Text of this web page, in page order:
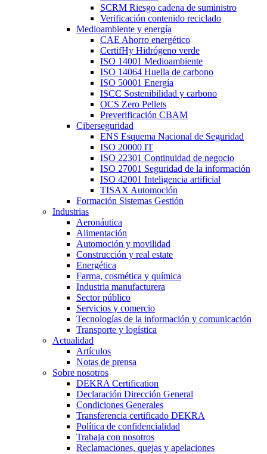
SCRM Riesgo cadena de suministro
Verificación contenido reciclado
Medioambiente y energía
CAE Ahorro energético
CertifHy Hidrógeno verde
ISO 14001 Medioambiente
ISO 14064 Huella de carbono
ISO 50001 Energía
ISCC Sostenibilidad y carbono
OCS Zero Pellets
Preverificación CBAM
Ciberseguridad
ENS Esquema Nacional de Seguridad
ISO 20000 IT
ISO 22301 Continuidad de negocio
ISO 27001 Seguridad de la información
ISO 42001 Inteligencia artificial
TISAX Automoción
Formación Sistemas Gestión
Industrias
Aeronáutica
Alimentación
Automoción y movilidad
Construcción y real estate
Energética
Farma, cosmética y química
Industria manufacturera
Sector público
Servicios y comercio
Tecnologías de la información y comunicación
Transporte y logística
Actualidad
Artículos
Notas de prensa
Sobre nosotros
DEKRA Certification
Declaración Dirección General
Condiciones Generales
Transferencia certificado DEKRA
Política de confidencialidad
Trabaja con nosotros
Reclamaciones, quejas y apelaciones